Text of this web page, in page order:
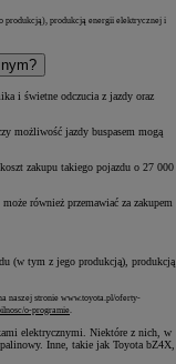
produkcją), produkcją energii elektrycznej i
i świetne odczucia z jazdy oraz
możliwość jazdy buspasem mogą
zakupu takiego pojazdu o 27 000
również przemawiać za zakupem
(w tym z jego produkcją), produkcją
naszej stronie www.toyota.pl/oferty-
o-programie.
elektrycznymi. Niektóre z nich, w
Inne, takie jak Toyota bZ4X,